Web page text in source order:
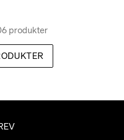
produkter